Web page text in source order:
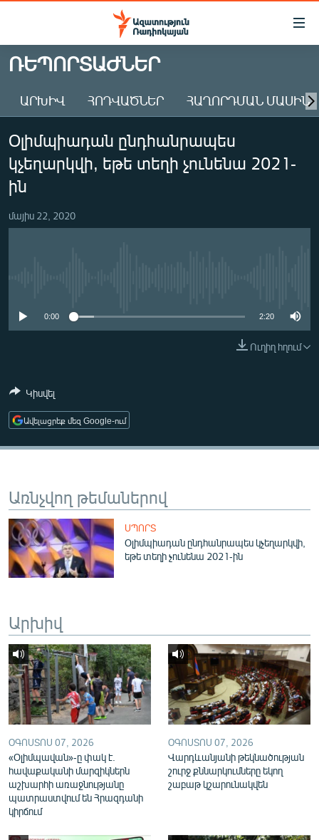
Մատչելիության
Անցնել
հիմնական
Անցնել
հիմնական
մենյուին
Որոնում
ԱԶԱՏՈՒԹՅՈՒՆ TV
ՀԱՅԱՍՏԱՆ
ԸՆՏՐՈՒԹՅՈՒՆՆԵՐ 2026
ԻՐԱՎՈՒՆՔ
ՏՆՏԵՍՈՒԹՅՈՒՆ
ՄԻՋԱԶԳԱՅԻՆ
ՄԵԿՆԱԲԱՆՈՒԹՅՈՒՆ
ՏՏ ԵՒ ԻՆՏԵՐՆԵՏ
ՏԵՍԱՆՅՈՒԹԵՐ
ԲԱՆԱՎԵՃ
ՁԳՏԵԼՈՎ ԼԱՎԱԳՈՒՅՆԻՆ
Հայերեն
English
Русский
ՀԵՏԵՎԵՔ ՄԵԶ
«Ազատության» բոլոր կայքերը
ՌԵՊՈՐՏԱԺՆԵՐ
ԱՐԽԻՎ ՀՈԴՎԱԾՆԵՐ ՀԱՂՈՐԴՄԱՆ ՄԱՍԻՆ
Օլիմպիադան ընդհանրապես
կչեղարկվի, եթե տեղի չունենա 2021-
ին
մայիս 22, 2020
0:00 2:20
Ուղիղ հղում
Կիսվել
Ավելացրեք մեզ Google-ում
Առնչվող թեմաներով
ՍՊՈՐՏ
Օլիմպիադան ընդհանրապես կչեղարկվի,
եթե տեղի չունենա 2021-ին
Արխիվ
ՕԳՈՍՏՈՍ 07, 2026
«Օլիմպավան»-ը փակ է.
հավաքականի մարզիկներն
աշխարհի առաջնությանը
պատրաստվում են Հրազդանի
կիրճում
ՕԳՈՍՏՈՍ 07, 2026
Վարդևանյանի թեկնածության
շուրջ քննարկումները եկող
շաբաթ կշարունակվեն